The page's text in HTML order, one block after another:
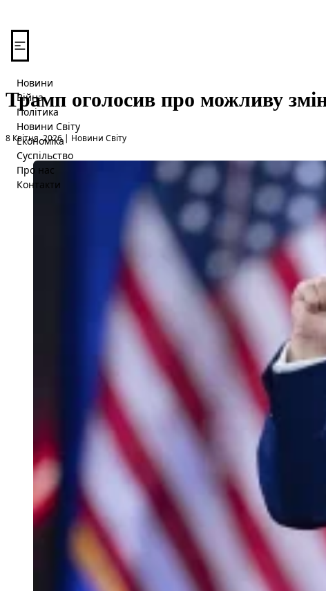
Новини
Війна
Політика
Новини Світу
Економіка
Суспільство
Про нас
Контакти
Трамп оголосив про можливу
8 Квітня, 2026|
Опубліковано вНовини Світу